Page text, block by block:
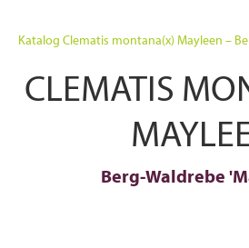
Katalog Clematis montana(x) Mayleen –
CLEMATIS
Berg-Waldrebe